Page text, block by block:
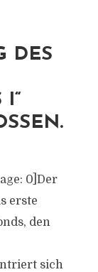
DES
I“
0]Der
erste
den
sich